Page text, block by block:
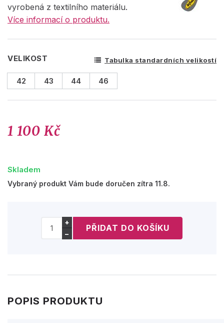
vyrobená z textilního materiálu.
Více informací o produktu.
VELIKOST Tabulka standardních velikostí
42 43 44 46
1 100 Kč
Skladem
Vybraný produkt Vám bude doručen zítra 11.8.
+
−
POPIS PRODUKTU